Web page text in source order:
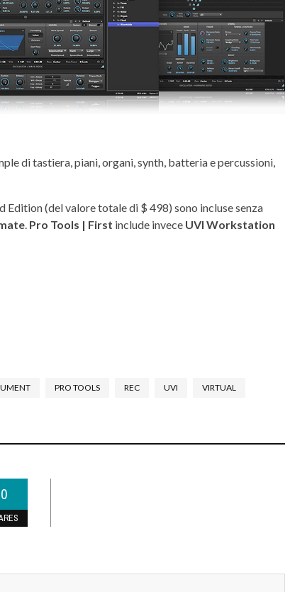
di tastiera, piani, organi, synth, batteria e percussioni,
Edition (del valore totale di $ 498) sono incluse senza
. Pro Tools | First include invece UVI Workstation
PRO TOOLS REC UVI VIRTUAL
0